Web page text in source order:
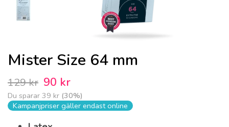
Mister Size 64 mm
129 kr 90 kr
Du sparar 39 kr (30%)
Kampanjpriser gäller endast online